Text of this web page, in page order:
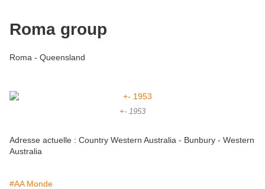
Roma group
Roma - Queensland
+- 1953
Adresse actuelle : Country Western Australia - Bunbury - Western
Australia
#AA Monde